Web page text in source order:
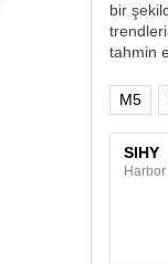
bir
tahmin
M5
SIHY